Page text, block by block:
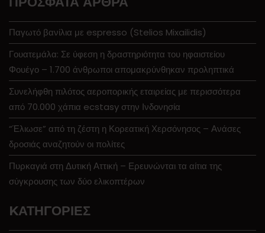
Παγωτό βανίλια με espresso (Stelios Mixailidis)
Γουατεμάλα: Σε ύφεση η δραστηριότητα του ηφαιστείου
Φουέγο – 1.700 άνθρωποι απομακρύνθηκαν προληπτικά
Συνελήφθη πιλότος αεροπορικής εταιρείας με περισσότερα
από 70.000 χάπια ecstasy στην Ινδονησία
“Έλιωσε” από τη ζέστη η Κορεατική Χερσόνησος – Ανάσες
δροσιάς αναζητούν οι πολίτες
Πυρκαγιά στη Δυτική Αττική – Ερευνώνται τα αίτια της
σύγκρουσης των δύο ελικοπτέρων
KΑΤΗΓΟΡΊΕΣ